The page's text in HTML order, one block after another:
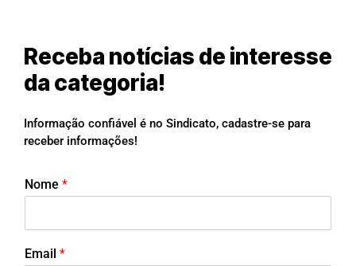
Receba notícias de interesse
da categoria!
Informação confiável é no Sindicato, cadastre-se para
receber informações!
Nome *
Email *